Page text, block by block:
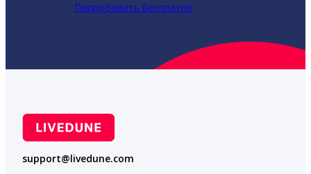
Попробовать бесплатно
support@livedune.com